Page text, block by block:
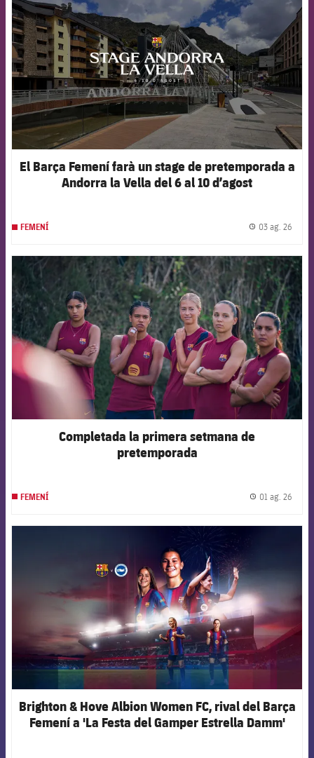
El Barça Femení farà un stage de pretemporada a
Andorra la Vella del 6 al 10 d’agost
FEMENÍ 03 ag. 26
FCB Barcelona badge
Completada la primera setmana de
pretemporada
FEMENÍ 01 ag. 26
FCB Barcelona badge
Brighton & Hove Albion Women FC, rival del Barça
Femení a 'La Festa del Gamper Estrella Damm'